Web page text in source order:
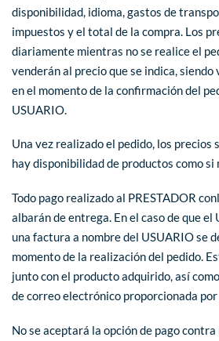
disponibilidad, idioma, gastos de
impuestos y el total de la compra. Los
diariamente mientras no se realice el
venderán al precio que se indica, siendo
en el momento de la confirmación del
USUARIO.
Una vez realizado el pedido, los precios
hay disponibilidad de productos como si
Todo pago realizado al PRESTADOR
albarán de entrega. En el caso de que
una factura a nombre del USUARIO se
momento de la realización del pedido.
junto con el producto adquirido, así
de correo electrónico proporcionada
No se aceptará la opción de pago